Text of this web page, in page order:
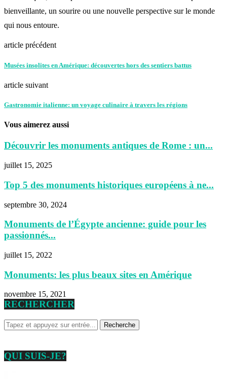
bienveillante, un sourire ou une nouvelle perspective sur le monde
qui nous entoure.
article précédent
Musées insolites en Amérique: découvertes hors des sentiers battus
article suivant
Gastronomie italienne: un voyage culinaire à travers les régions
Vous aimerez aussi
Découvrir les monuments antiques de Rome : un...
juillet 15, 2025
Top 5 des monuments historiques européens à ne...
septembre 30, 2024
Monuments de l’Égypte ancienne: guide pour les
passionnés...
juillet 15, 2022
Monuments: les plus beaux sites en Amérique
novembre 15, 2021
RECHERCHER
QUI SUIS-JE?